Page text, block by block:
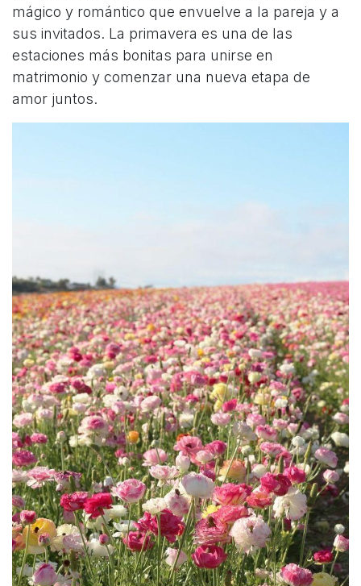
mágico y romántico que envuelve a la pareja y a
sus invitados. La primavera es una de las
estaciones más bonitas para unirse en
matrimonio y comenzar una nueva etapa de
amor juntos.